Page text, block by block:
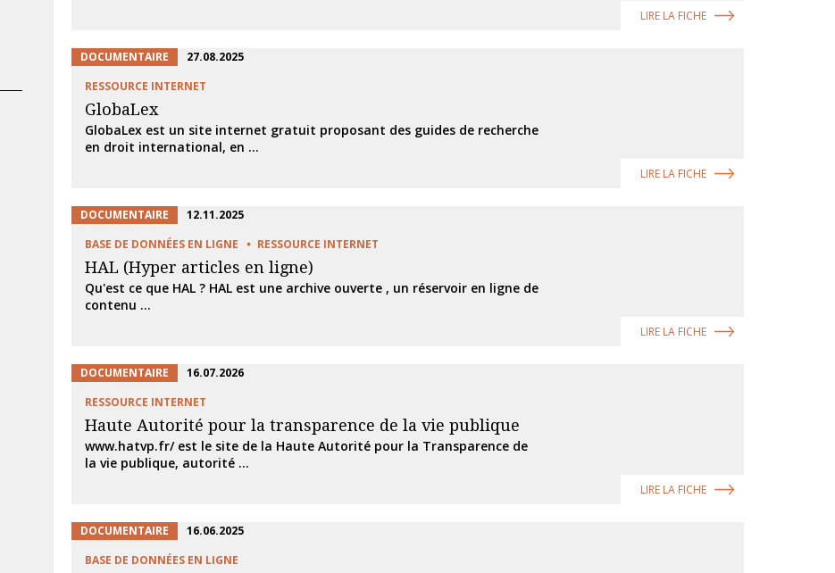
LIRE LA FICHE
DOCUMENTAIRE
27.08.2025
RESSOURCE INTERNET
GlobaLex
GlobaLex est un site internet gratuit proposant des guides de recherche
en droit international, en ...
LIRE LA FICHE
DOCUMENTAIRE
12.11.2025
BASE DE DONNÉES EN LIGNE
RESSOURCE INTERNET
HAL (Hyper articles en ligne)
Qu'est ce que HAL ? HAL est une archive ouverte , un réservoir en ligne de
contenu ...
LIRE LA FICHE
DOCUMENTAIRE
16.07.2026
RESSOURCE INTERNET
Haute Autorité pour la transparence de la vie publique
www.hatvp.fr/ est le site de la Haute Autorité pour la Transparence de
la vie publique, autorité ...
LIRE LA FICHE
DOCUMENTAIRE
16.06.2025
BASE DE DONNÉES EN LIGNE